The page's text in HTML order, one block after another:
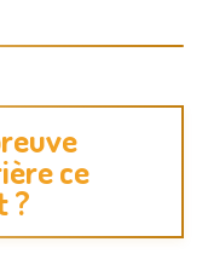
ce
?